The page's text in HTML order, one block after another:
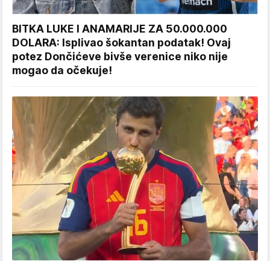
BITKA LUKE I ANAMARIJE ZA 50.000.000
DOLARA: Isplivao šokantan podatak! Ovaj
potez Dončićeve bivše verenice niko nije
mogao da očekuje!